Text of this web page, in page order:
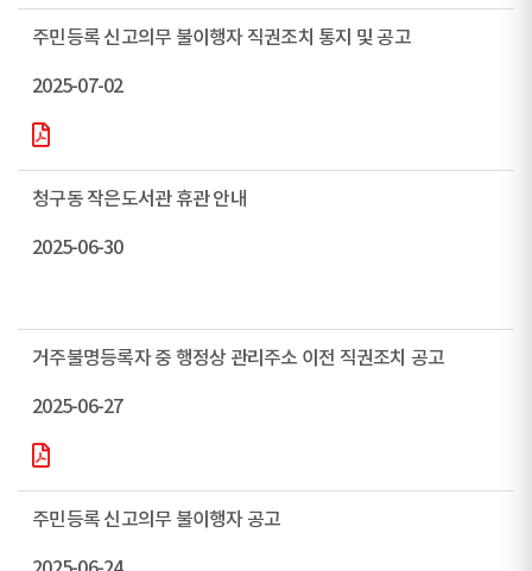
주민등록 신고의무 불이행자 직권조치 통지 및 공고
2025-07-02
청구동 작은도서관 휴관 안내
2025-06-30
거주불명등록자 중 행정상 관리주소 이전 직권조치 공고
2025-06-27
주민등록 신고의무 불이행자 공고